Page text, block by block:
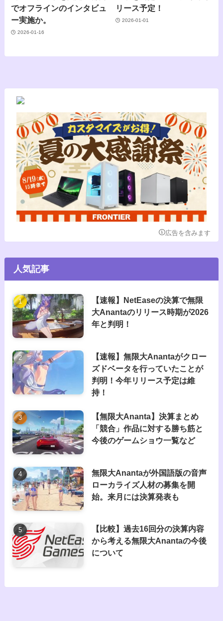
でオフラインのインタビュ
ー実施か。
2026-01-16
リース予定！
2026-01-01
広告を含みます
人気記事
【速報】NetEaseの決算で無限
大Anantaのリリース時期が2026
年と判明！
【速報】無限大Anantaがクロー
ズドベータを行っていたことが
判明！今年リリース予定は維
持！
【無限大Ananta】決算まとめ
「競合」作品に対する勝ち筋と
今後のゲームショウ一覧など
無限大Anantaが外国語版の音声
ローカライズ人材の募集を開
始。来月には決算発表も
【比較】過去16回分の決算内容
から考える無限大Anantaの今後
について